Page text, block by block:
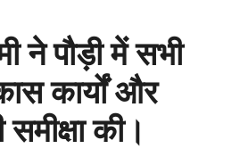
ने पौड़ी में सभी
कार्यों और
की।